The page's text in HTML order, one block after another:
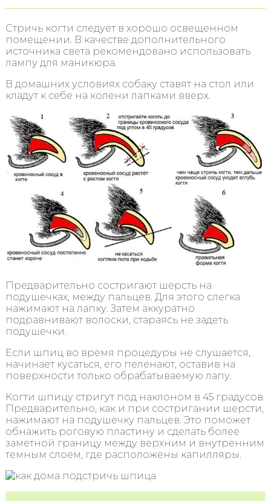
Стричь когти следует в хорошо освещенном
помещении. В качестве дополнительного
источника света рекомендовано использовать
лампу для маникюра.
В домашних условиях собаку ставят на стол или
кладут к себе на колени лапками вверх.
Предварительно состригают шерсть на
подушечках, между пальцев. Для этого слегка
нажимают на лапку. Затем аккуратно
подравнивают волоски, стараясь не задеть
подушечки.
Если шпиц во время процедуры не слушается,
начинает кусаться, его пеленают, оставив на
поверхности только обрабатываемую лапу.
Когти шпицу стригут под наклоном в 45 градусов.
Предварительно, как и при состригании шерсти,
нажимают на подушечку пальцев. Это поможет
обнажить роговую пластину и сделать более
заметной границу между верхним и внутренним
темным слоем, где расположены капилляры.